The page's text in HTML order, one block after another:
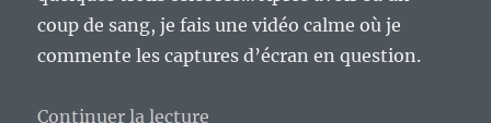
coup de sang, je fais une vidéo calme où je
commente les captures d’écran en question.
Continuer la lecture